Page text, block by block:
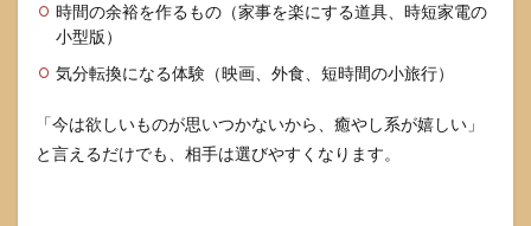
何で
もい
言っ
まっ
はど
時間の余裕を作るもの（家事を楽にする道具、時短家電の
小型版）
気分転換になる体験（映画、外食、短時間の小旅行）
「今は欲しいものが思いつかないから、癒やし系が嬉しい」
と言えるだけでも、相手は選びやすくなります。